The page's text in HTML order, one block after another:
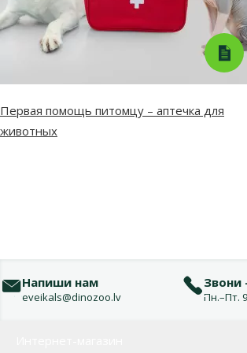
Первая помощь питомцу – аптечка для
животных
Напиши нам
eveikals@dinozoo.lv
Звони
Пн.–Пт.